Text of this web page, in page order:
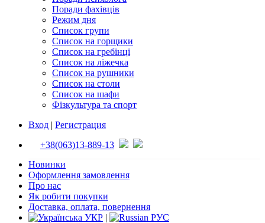
Поради фахівців
Режим дня
Список групи
Список на горщики
Список на гребінці
Список на ліжечка
Список на рушники
Список на столи
Список на шафи
Фізкультура та спорт
Вход | Регистрация
+38(063)13-889-13
Новинки
Оформлення замовлення
Про нас
Як робити покупки
Доставка, оплата, повернення
УКР | РУС